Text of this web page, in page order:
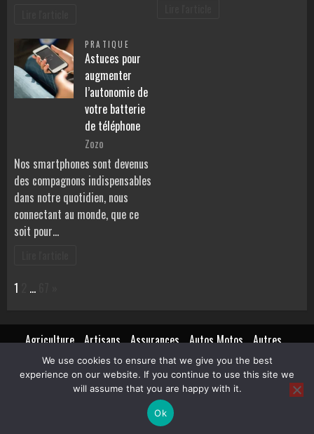
PRATIQUE
Astuces pour
augmenter
l’autonomie de
votre batterie
de téléphone
Zozo
Nos smartphones sont devenus
des compagnons indispensables
dans notre quotidien, nous
connectant au monde, que ce
soit pour…
Page:
1 …
Agriculture Artisans Assurances Autos Motos Autres
Beauté
Bons plans Finances Immobilier Mariages Mode
Pratique Santé services entreprises
Sports et loisirs
Transports de personnes
Trucs de filles
Copyright © All rights reserved.|
We use cookies to ensure that we give you the best
experience on our website. If you continue to use this site we
will assume that you are happy with it.
Ok